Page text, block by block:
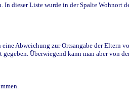
dieser Liste wurde in der Spalte Wohnort
Abweichung zur Ortsangabe der Eltern
Überwiegend kann man aber von